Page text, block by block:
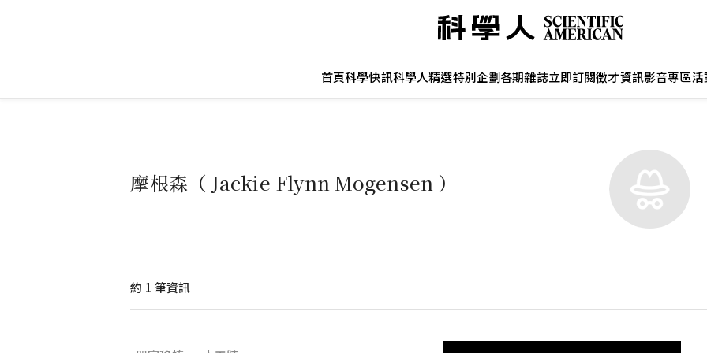
首頁科學快訊科學人精選特別企劃各期雜誌立即訂閱徵才資訊影音專區活
摩根森（ Jackie Flynn Mogensen ）
約 1 筆資訊